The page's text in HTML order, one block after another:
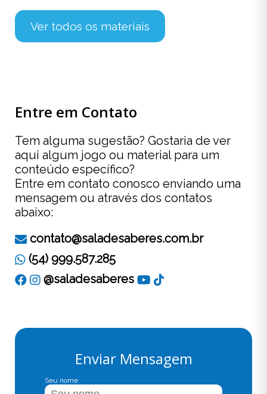
Ver todos os materiais
Enviar Mensagem
Seu nome
Entre em Contato
Tem alguma sugestão? Gostaria de ver
aqui algum jogo ou material para um
conteúdo específico?
Entre em contato conosco enviando uma
mensagem ou através dos contatos
abaixo:
contato@saladesaberes.com.br
(54) 999.587.285
@saladesaberes